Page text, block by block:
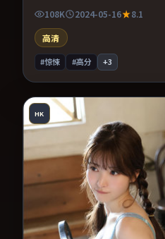
强化压迫感。推荐给偏爱群像戏
影迷。
108K 2024-05-16
8.1
高清
#惊悚 #高分 +3
HK